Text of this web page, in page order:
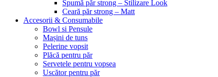
Spumă păr strong – Stilizare Look
Ceară păr strong – Matt
Accesorii & Consumabile
Bowl si Pensule
Mașini de tuns
Pelerine vopsit
Plăcă pentru păr
Servetele pentru vopsea
Uscător pentru păr